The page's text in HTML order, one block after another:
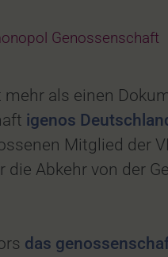
Genossenschaft
als einen
igenos
Mitglied der
Abkehr von der
das